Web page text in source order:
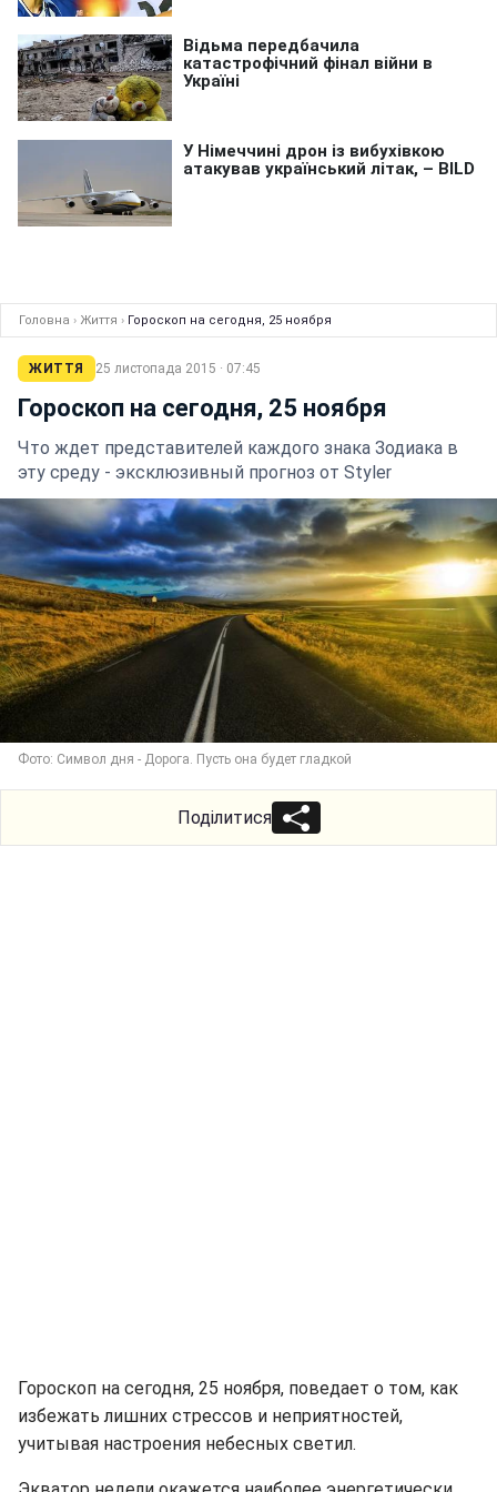
Головна › Життя › Гороскоп на сегодня, 25 ноября
ЖИТТЯ 25 листопада 2015 · 07:45
Гороскоп на сегодня, 25 ноября
Что ждет представителей каждого знака Зодиака в
эту среду - эксклюзивный прогноз от Styler
Фото: Символ дня - Дорога. Пусть она будет гладкой
Поділитися
Гороскоп на сегодня, 25 ноября, поведает о том, как
избежать лишних стрессов и неприятностей,
учитывая настроения небесных светил.